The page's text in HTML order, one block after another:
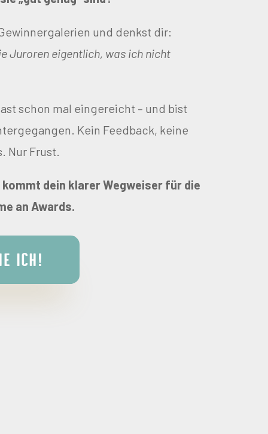
und denkst dir:
Juroren eigentlich, was ich nicht
schon mal eingereicht – und bist
Kein Feedback, keine
Nur Frust.
kommt dein klarer Wegweiser für die
an Awards.
ich!